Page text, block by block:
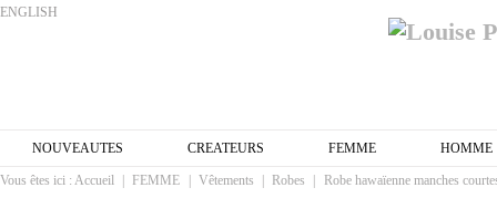
ENGLISH
NOUVEAUTES CREATEURS FEMME HOMME
Vous êtes ici : Accueil FEMME Vêtements Robes Robe hawaïenne manches